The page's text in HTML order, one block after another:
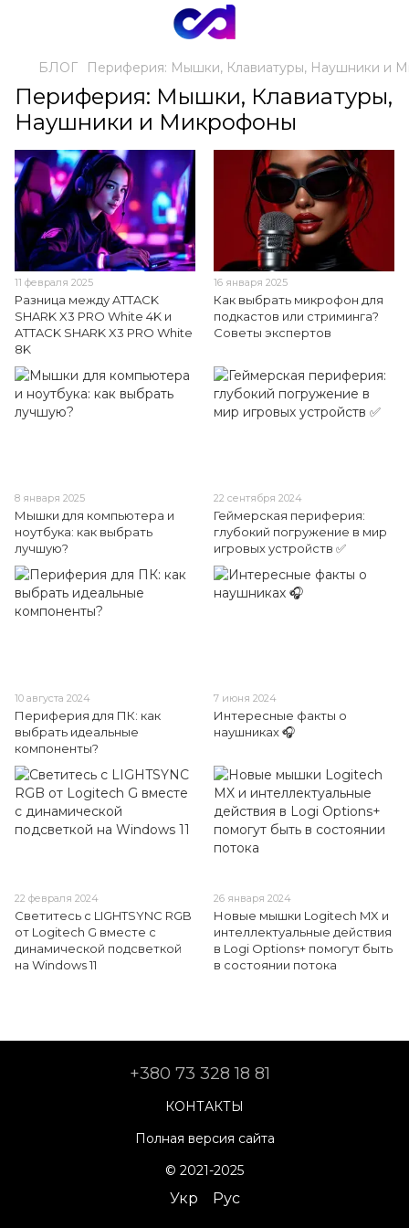
БЛОГ Периферия: Мышки, Клавиатуры, Наушники и
Периферия: Мышки, Клавиатуры,
Наушники и Микрофоны
11 февраля 2025
Разница между ATTACK
SHARK X3 PRO White 4K и
ATTACK SHARK X3 PRO White
8K
16 января 2025
Как выбрать микрофон для
подкастов или стриминга?
Советы экспертов
8 января 2025
Мышки для компьютера и
ноутбука: как выбрать
лучшую?
22 сентября 2024
Геймерская периферия:
глубокий погружение в мир
игровых устройств ✅
10 августа 2024
Периферия для ПК: как
выбрать идеальные
компоненты?
7 июня 2024
Интересные факты о
наушниках 🎧
22 февраля 2024
Светитесь с LIGHTSYNC RGB
от Logitech G вместе с
динамической подсветкой
на Windows 11
26 января 2024
Новые мышки Logitech MX и
интеллектуальные действия
в Logi Options+ помогут быть
в состоянии потока
+380 73 328 18 81
КОНТАКТЫ
Полная версия сайта
© 2021-2025
Укр Рус